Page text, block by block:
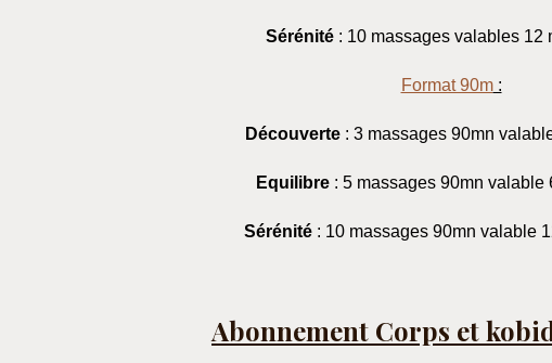
Sérénité : 10 massages valables 12
Format 90m:
Découverte : 3 massages 90mn
Equilibre : 5 massages 90mn
Sérénité : 10 massages 90mn valable
Abonnement Corps et